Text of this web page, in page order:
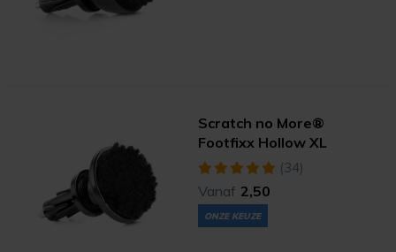
Scratch no More®
Footfixx Hollow XL
(34)
Vanaf 2,50
ONZE KEUZE